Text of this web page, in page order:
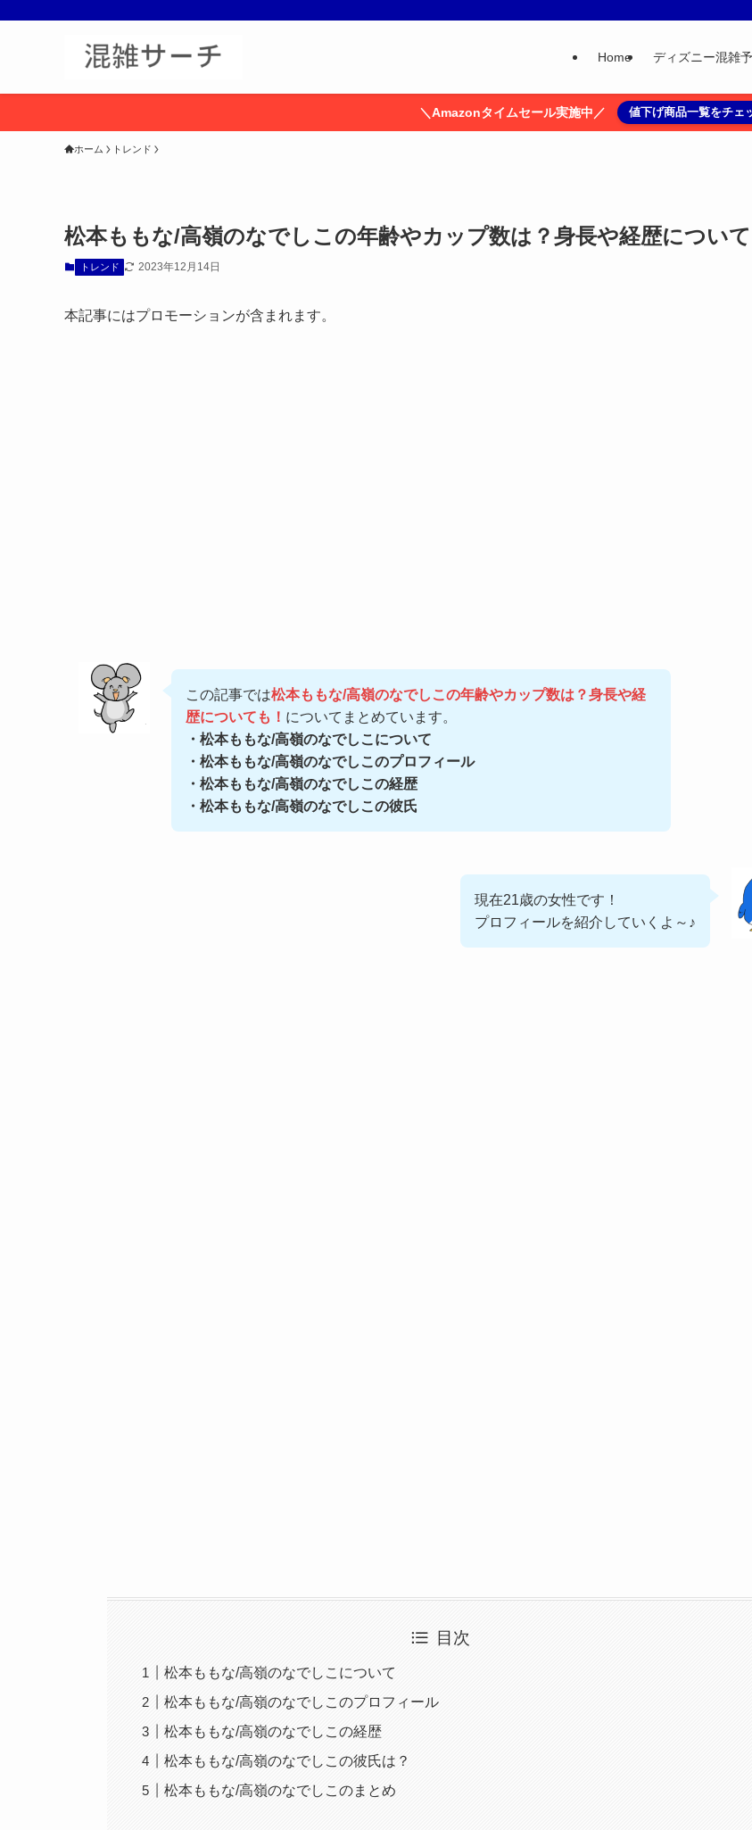
Home ディズニー混雑
＼Amazonタイムセール実施中／ 値下げ商品一覧をチェ
ホーム トレンド
松本ももな/高嶺のなでしこの年齢やカップ数は？身長や経歴について
トレンド 2023年12月14日
本記事にはプロモーションが含まれます。
この記事では松本ももな/高嶺のなでしこの年齢やカップ数は？身長や経
歴についても！ についてまとめています。
・松本ももな/高嶺のなでしこについて
・松本ももな/高嶺のなでしこのプロフィール
・松本ももな/高嶺のなでしこの経歴
・松本ももな/高嶺のなでしこの彼氏
現在21歳の女性です！
プロフィールを紹介していくよ～♪
目次
松本ももな/高嶺のなでしこについて
松本ももな/高嶺のなでしこのプロフィール
松本ももな/高嶺のなでしこの経歴
松本ももな/高嶺のなでしこの彼氏は？
松本ももな/高嶺のなでしこのまとめ